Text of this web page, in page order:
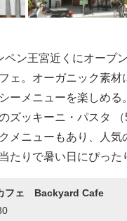
ペン王宮近くにオープ
ェ。オーガニック素材
ーメニューを楽しめる
ズッキーニ・パスタ
メニューもあり、人気
たりで暑い日にぴった
フェ Backyard Cafe